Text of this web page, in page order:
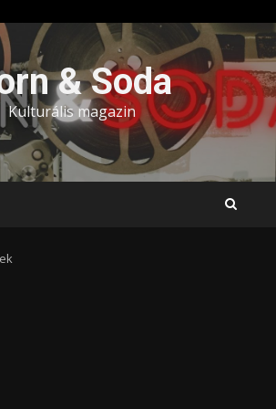
& Soda
Kulturális magazin